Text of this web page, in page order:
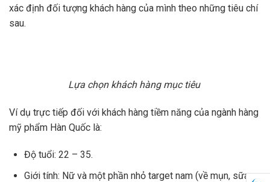
xác định đối tượng khách hàng của mình theo những tiêu chí
sau.
Lựa chọn khách hàng mục tiêu
Ví dụ trực tiếp đối với khách hàng tiềm năng của ngành hàng
mỹ phẩm Hàn Quốc là:
Độ tuổi: 22 – 35.
Giới tính: Nữ và một phần nhỏ target nam (về mụn, sữa